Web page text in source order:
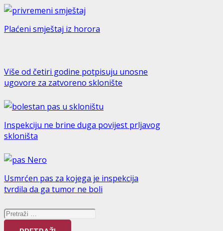
Plaćeni smještaj iz horora
Više od četiri godine potpisuju unosne
ugovore za zatvoreno sklonište
Inspekciju ne brine duga povijest prljavog
skloništa
Usmrćen pas za kojega je inspekcija
tvrdila da ga tumor ne boli
Pretraži: